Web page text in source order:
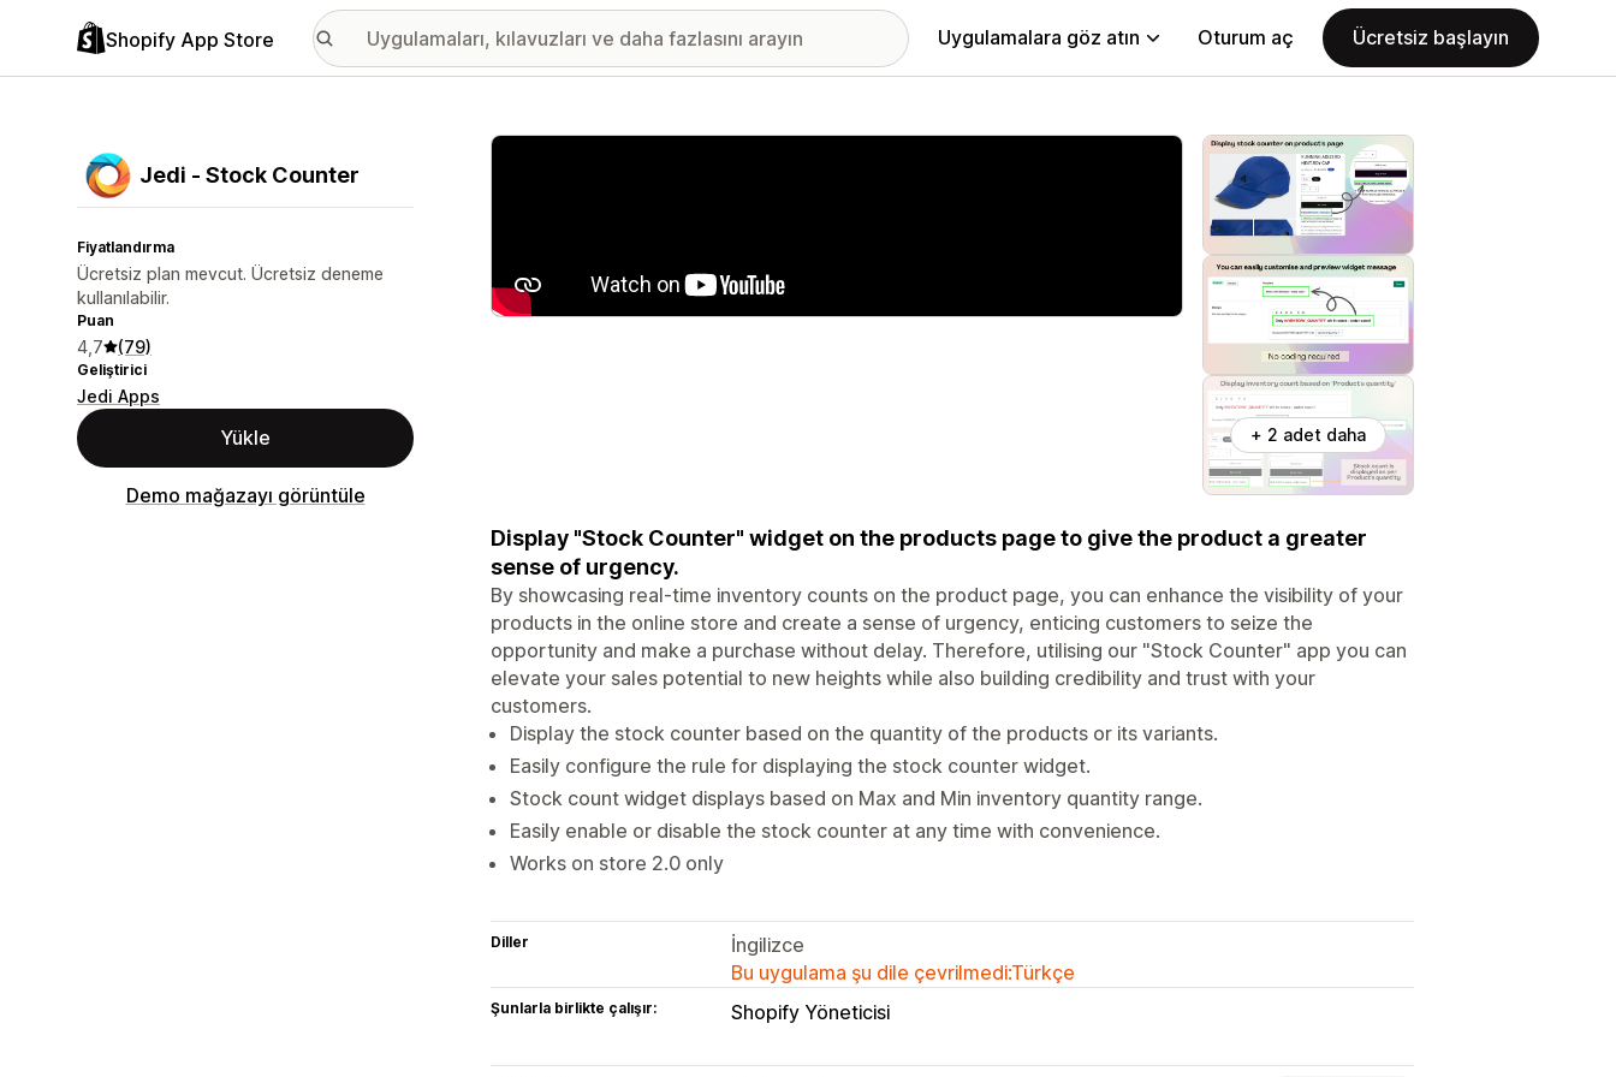
Shopify App Store Uygulamalara göz atın Oturum aç Ücretsiz başlayın
Jedi ‑ Stock Counter
Fiyatlandırma
Ücretsiz plan mevcut. Ücretsiz deneme
kullanılabilir.
Puan
4,7 (79)
Geliştirici
Jedi Apps
Yükle
Demo mağazayı görüntüle
Öne çıkan görsel galerisi
+ 2 adet daha
Display "Stock Counter" widget on the products page to give the product a greater
sense of urgency.
By showcasing real-time inventory counts on the product page, you can enhance the visibility of your
products in the online store and create a sense of urgency, enticing customers to seize the
opportunity and make a purchase without delay. Therefore, utilising our "Stock Counter" app you can
elevate your sales potential to new heights while also building credibility and trust with your
customers.
Display the stock counter based on the quantity of the products or its variants.
Easily configure the rule for displaying the stock counter widget.
Stock count widget displays based on Max and Min inventory quantity range.
Easily enable or disable the stock counter at any time with convenience.
Works on store 2.0 only
Diller
İngilizce
Bu uygulama şu dile çevrilmedi:Türkçe
Şunlarla birlikte çalışır: Shopify Yöneticisi